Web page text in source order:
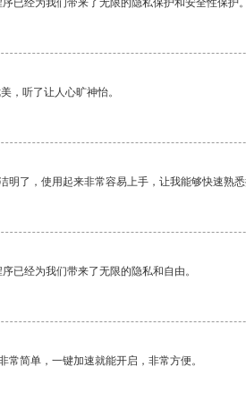
已经为我们带来了无限的隐私保护和安全性保护。
，听了让人心旷神怡。
明了，使用起来非常容易上手，让我能够快速熟悉
已经为我们带来了无限的隐私和自由。
常简单，一键加速就能开启，非常方便。